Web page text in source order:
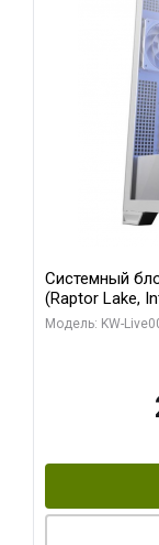
Системный
(Raptor Lake,
Gigabyte
Модель: KW-